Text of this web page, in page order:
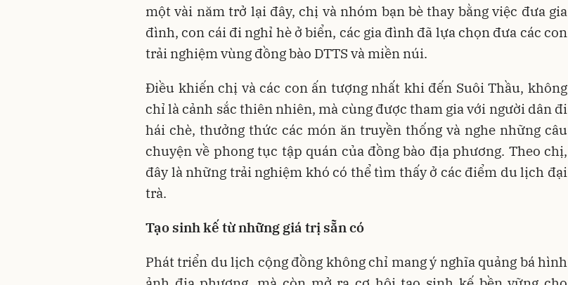
một vài năm trở lại đây, chị và nhóm bạn bè thay bằng việc đưa gia
đình, con cái đi nghỉ hè ở biển, các gia đình đã lựa chọn đưa các con
trải nghiệm vùng đồng bào DTTS và miền núi.
Điều khiến chị và các con ấn tượng nhất khi đến Suôi Thầu, không
chỉ là cảnh sắc thiên nhiên, mà cùng được tham gia với người dân đi
hái chè, thưởng thức các món ăn truyền thống và nghe những câu
chuyện về phong tục tập quán của đồng bào địa phương. Theo chị,
đây là những trải nghiệm khó có thể tìm thấy ở các điểm du lịch đại
trà.
Tạo sinh kế từ những giá trị sẵn có
Phát triển du lịch cộng đồng không chỉ mang ý nghĩa quảng bá hình